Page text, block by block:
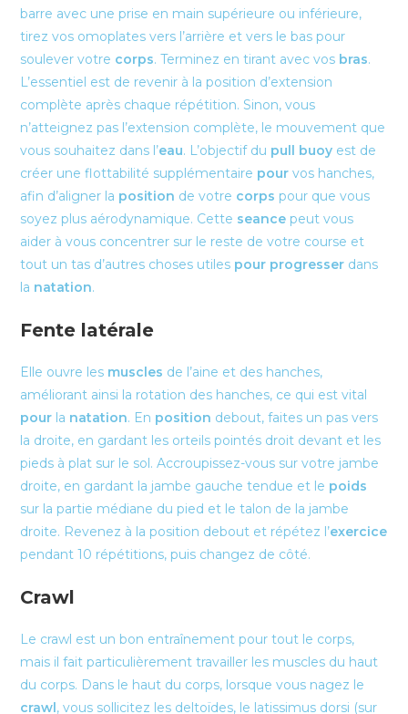
barre avec une prise en main supérieure ou inférieure,
tirez vos omoplates vers l’arrière et vers le bas pour
soulever votre corps. Terminez en tirant avec vos bras.
L’essentiel est de revenir à la position d’extension
complète après chaque répétition. Sinon, vous
n’atteignez pas l’extension complète, le mouvement que
vous souhaitez dans l’eau. L’objectif du pull buoy est de
créer une flottabilité supplémentaire pour vos hanches,
afin d’aligner la position de votre corps pour que vous
soyez plus aérodynamique. Cette seance peut vous
aider à vous concentrer sur le reste de votre course et
tout un tas d’autres choses utiles pour progresser dans
la natation.
Fente latérale
Elle ouvre les muscles de l’aine et des hanches,
améliorant ainsi la rotation des hanches, ce qui est vital
pour la natation. En position debout, faites un pas vers
la droite, en gardant les orteils pointés droit devant et les
pieds à plat sur le sol. Accroupissez-vous sur votre jambe
droite, en gardant la jambe gauche tendue et le poids
sur la partie médiane du pied et le talon de la jambe
droite. Revenez à la position debout et répétez l’exercice
pendant 10 répétitions, puis changez de côté.
Crawl
Le crawl est un bon entraînement pour tout le corps,
mais il fait particulièrement travailler les muscles du haut
du corps. Dans le haut du corps, lorsque vous nagez le
crawl, vous sollicitez les deltoïdes, le latissimus dorsi (sur